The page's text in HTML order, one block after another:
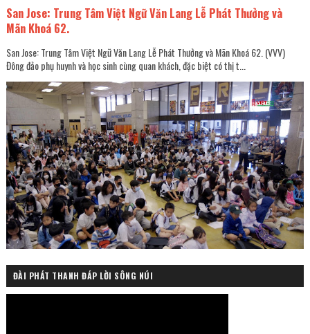
San Jose: Trung Tâm Việt Ngữ Văn Lang Lễ Phát Thưởng và
Mãn Khoá 62.
San Jose: Trung Tâm Việt Ngữ Văn Lang Lễ Phát Thưởng và Mãn Khoá 62. (VVV)
Đông đảo phụ huynh và học sinh cùng quan khách, đặc biệt có thị t...
ĐÀI PHÁT THANH ĐÁP LỜI SÔNG NÚI